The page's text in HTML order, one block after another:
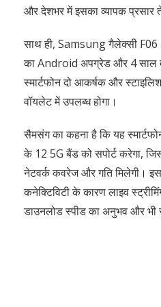
और देशभर में इसका व्यापक प्रसार
साथ ही, Samsung गैलेक्सी F06
का Android अपग्रेड और 4 साल
स्मार्टफोन दो आकर्षक और
वॉयलेट में उपलब्ध होगा।
सैमसंग का कहना है कि यह
के 12 5G बैंड को सपोर्ट करेगा,
नेटवर्क कवरेज और गति मिलेगी।
कनेक्टिविटी के कारण लाइव
डाउनलोड स्पीड का अनुभव और भी